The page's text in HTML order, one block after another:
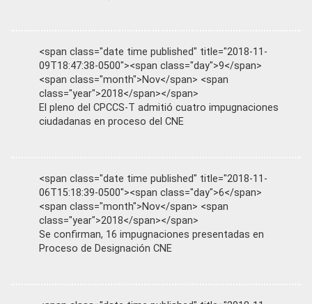
<span class="date time published" title="2018-11-
09T18:47:38-0500"><span class="day">9</span>
<span class="month">Nov</span> <span
class="year">2018</span></span>
El pleno del CPCCS-T admitió cuatro impugnaciones
ciudadanas en proceso del CNE
<span class="date time published" title="2018-11-
06T15:18:39-0500"><span class="day">6</span>
<span class="month">Nov</span> <span
class="year">2018</span></span>
Se confirman, 16 impugnaciones presentadas en
Proceso de Designación CNE